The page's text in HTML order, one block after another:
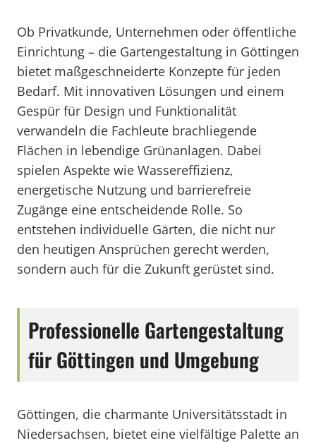
Ob Privatkunde, Unternehmen oder öffentliche
Einrichtung – die Gartengestaltung in Göttingen
bietet maßgeschneiderte Konzepte für jeden
Bedarf. Mit innovativen Lösungen und einem
Gespür für Design und Funktionalität
verwandeln die Fachleute brachliegende
Flächen in lebendige Grünanlagen. Dabei
spielen Aspekte wie Wassereffizienz,
energetische Nutzung und barrierefreie
Zugänge eine entscheidende Rolle. So
entstehen individuelle Gärten, die nicht nur
den heutigen Ansprüchen gerecht werden,
sondern auch für die Zukunft gerüstet sind.
Professionelle Gartengestaltung
für Göttingen und Umgebung
Göttingen, die charmante Universitätsstadt in
Niedersachsen, bietet eine vielfältige Palette an